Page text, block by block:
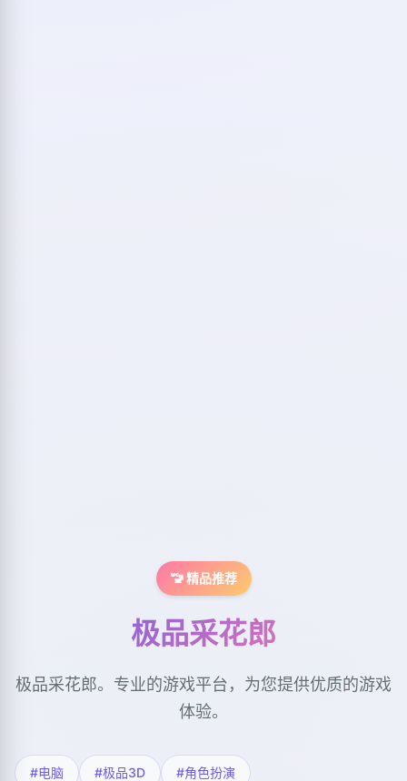
🚾 精品推荐
极品采花郎
极品采花郎。专业的游戏平台，为您提供优质的游戏
体验。
#电脑 #极品3D #角色扮演